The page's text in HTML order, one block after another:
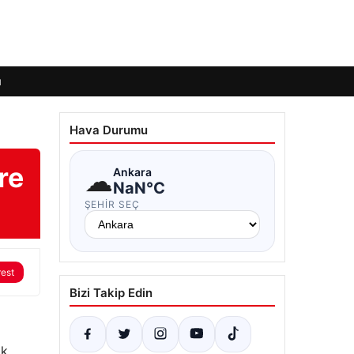
Hava Durumu
☁Ankara
NaN°C
ŞEHIR SEÇ
Bizi Takip Edin